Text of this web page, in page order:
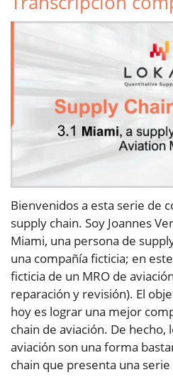
Bienvenidos a esta serie de
supply chain. Soy Joannes
Miami, una persona de
una compañía ficticia; en
ficticia de un MRO de
reparación y revisión). El
hoy es lograr una mejor
chain de aviación. De hecho,
aviación son una forma
chain que presenta una